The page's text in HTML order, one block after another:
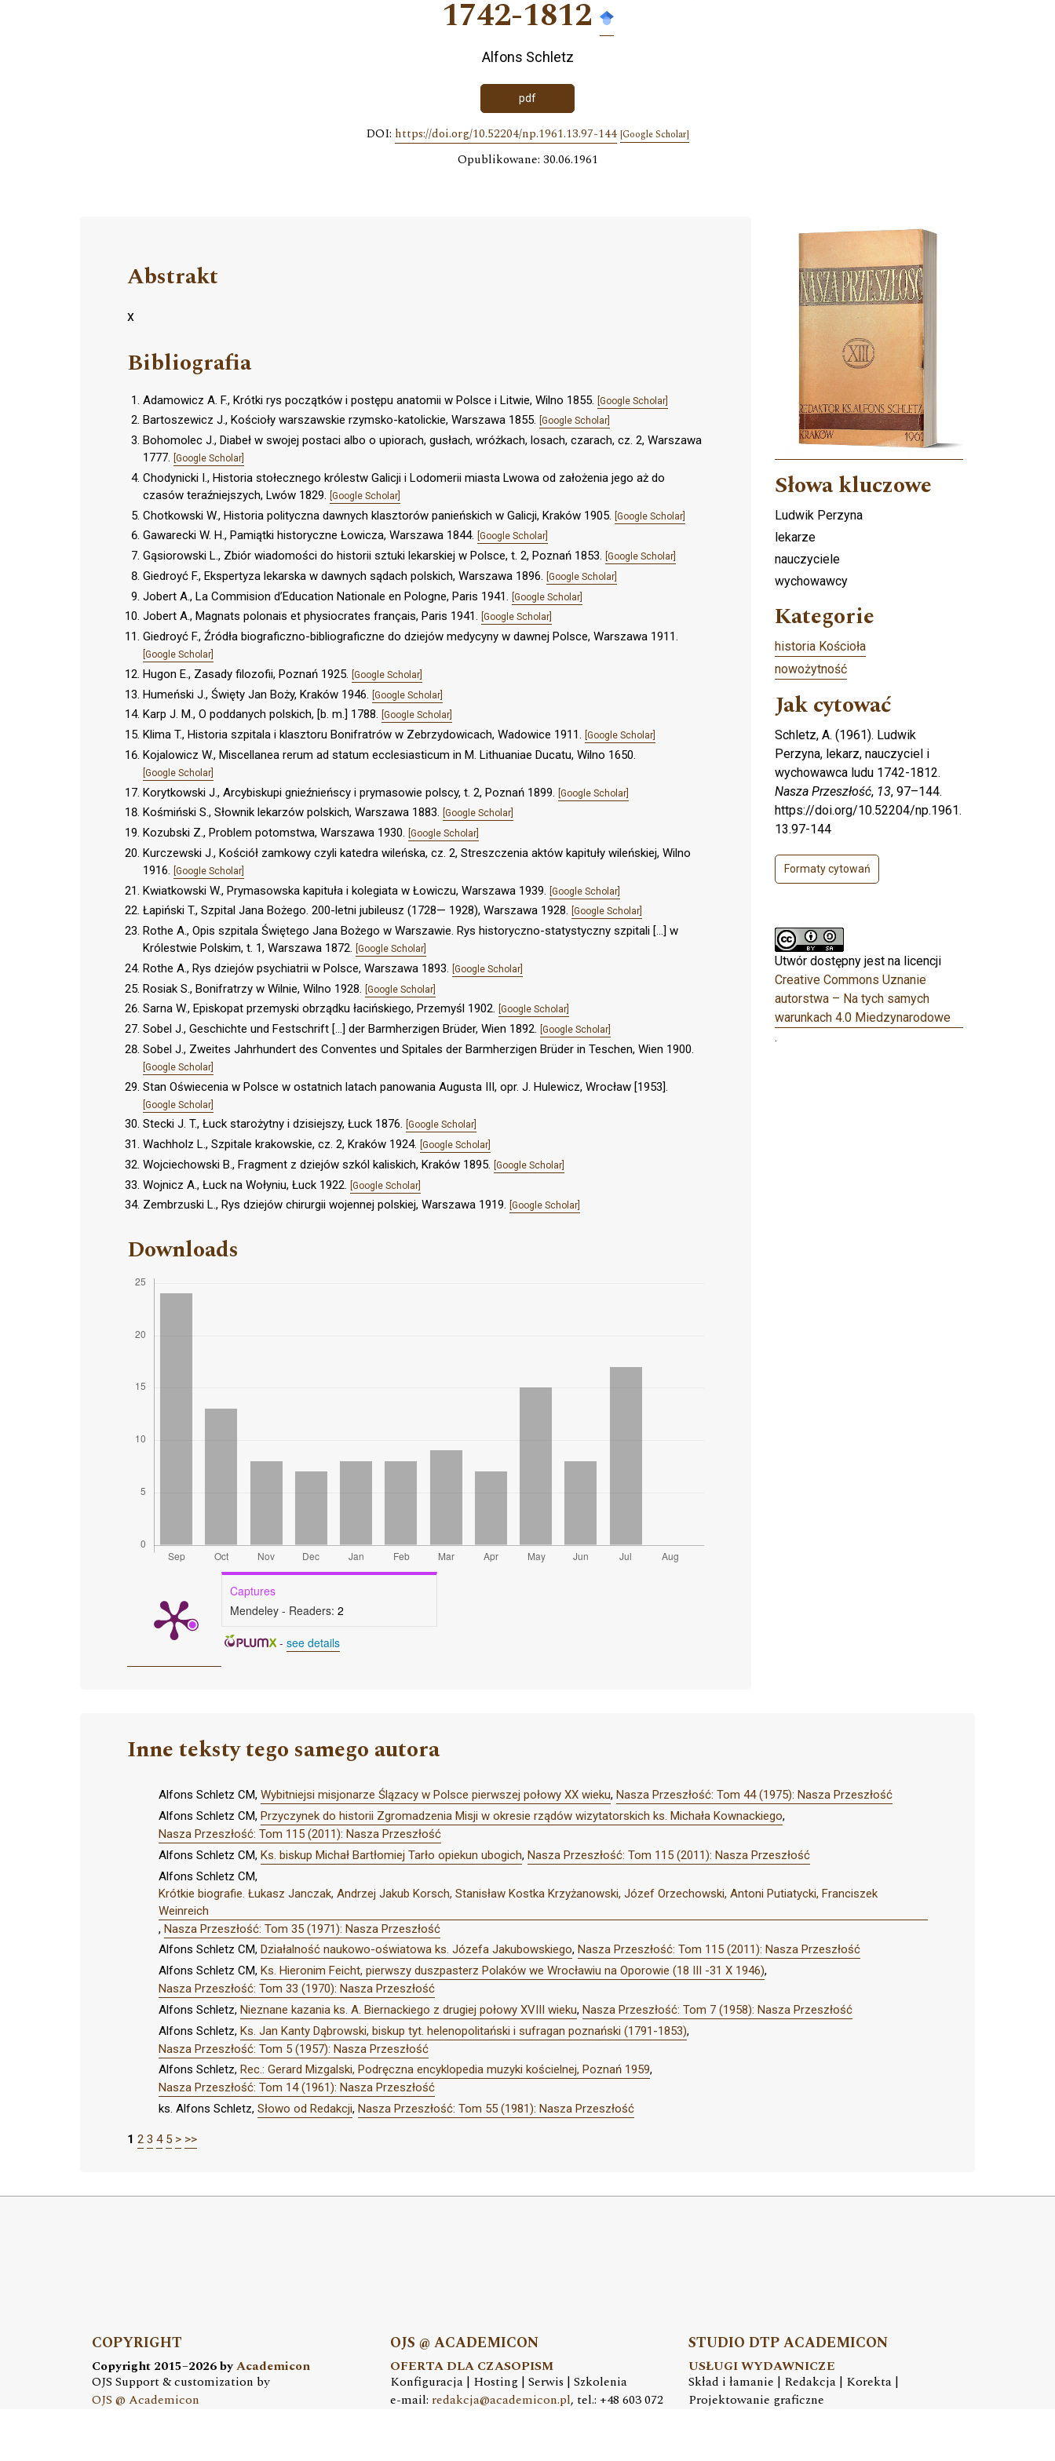
1742-1812
Alfons Schletz
pdf
DOI: https://doi.org/10.52204/np.1961.13.97-144 [Google Scholar]
Opublikowane: 30.06.1961
Abstrakt
x
Bibliografia
Adamowicz A. F., Krótki rys początków i postępu anatomii w Polsce i Litwie, Wilno 1855. [Google Scholar]
Bartoszewicz J., Kościoły warszawskie rzymsko-katolickie, Warszawa 1855. [Google Scholar]
Bohomolec J., Diabeł w swojej postaci albo o upiorach, gusłach, wróżkach, losach, czarach, cz. 2, Warszawa
1777. [Google Scholar]
Chodynicki I., Historia stołecznego królestw Galicji i Lodomerii miasta Lwowa od założenia jego aż do
czasów teraźniejszych, Lwów 1829. [Google Scholar]
Chotkowski W., Historia polityczna dawnych klasztorów panieńskich w Galicji, Kraków 1905. [Google Scholar]
Gawarecki W. H., Pamiątki historyczne Łowicza, Warszawa 1844. [Google Scholar]
Gąsiorowski L., Zbiór wiadomości do historii sztuki lekarskiej w Polsce, t. 2, Poznań 1853. [Google Scholar]
Giedroyć F., Ekspertyza lekarska w dawnych sądach polskich, Warszawa 1896. [Google Scholar]
Jobert A., La Commision d’Education Nationale en Pologne, Paris 1941. [Google Scholar]
Jobert A., Magnats polonais et physiocrates français, Paris 1941. [Google Scholar]
Giedroyć F., Źródła biograficzno-bibliograficzne do dziejów medycyny w dawnej Polsce, Warszawa 1911.
[Google Scholar]
Hugon E., Zasady filozofii, Poznań 1925. [Google Scholar]
Humeński J., Święty Jan Boży, Kraków 1946. [Google Scholar]
Karp J. M., O poddanych polskich, [b. m.] 1788. [Google Scholar]
Klima T., Historia szpitala i klasztoru Bonifratrów w Zebrzydowicach, Wadowice 1911. [Google Scholar]
Kojalowicz W., Miscellanea rerum ad statum ecclesiasticum in M. Lithuaniae Ducatu, Wilno 1650.
[Google Scholar]
Korytkowski J., Arcybiskupi gnieźnieńscy i prymasowie polscy, t. 2, Poznań 1899. [Google Scholar]
Kośmiński S., Słownik lekarzów polskich, Warszawa 1883. [Google Scholar]
Kozubski Z., Problem potomstwa, Warszawa 1930. [Google Scholar]
Kurczewski J., Kościół zamkowy czyli katedra wileńska, cz. 2, Streszczenia aktów kapituły wileńskiej, Wilno
1916. [Google Scholar]
Kwiatkowski W., Prymasowska kapituła i kolegiata w Łowiczu, Warszawa 1939. [Google Scholar]
Łapiński T., Szpital Jana Bożego. 200-letni jubileusz (1728— 1928), Warszawa 1928. [Google Scholar]
Rothe A., Opis szpitala Świętego Jana Bożego w Warszawie. Rys historyczno-statystyczny szpitali [...] w
Królestwie Polskim, t. 1, Warszawa 1872. [Google Scholar]
Rothe A., Rys dziejów psychiatrii w Polsce, Warszawa 1893. [Google Scholar]
Rosiak S., Bonifratrzy w Wilnie, Wilno 1928. [Google Scholar]
Sarna W., Episkopat przemyski obrządku łacińskiego, Przemyśl 1902. [Google Scholar]
Sobel J., Geschichte und Festschrift [...] der Barmherzigen Brüder, Wien 1892. [Google Scholar]
Sobel J., Zweites Jahrhundert des Conventes und Spitales der Barmherzigen Brüder in Teschen, Wien 1900.
[Google Scholar]
Stan Oświecenia w Polsce w ostatnich latach panowania Augusta III, opr. J. Hulewicz, Wrocław [1953].
[Google Scholar]
Stecki J. T., Łuck starożytny i dzisiejszy, Łuck 1876. [Google Scholar]
Wachholz L., Szpitale krakowskie, cz. 2, Kraków 1924. [Google Scholar]
Wojciechowski B., Fragment z dziejów szkól kaliskich, Kraków 1895. [Google Scholar]
Wojnicz A., Łuck na Wołyniu, Łuck 1922. [Google Scholar]
Zembrzuski L., Rys dziejów chirurgii wojennej polskiej, Warszawa 1919. [Google Scholar]
Downloads
Captures
Mendeley - Readers: 2
- see details
Cover image
Słowa kluczowe
Ludwik Perzyna
lekarze
nauczyciele
wychowawcy
Kategorie
historia Kościoła
nowożytność
Jak cytować
Schletz, A. (1961). Ludwik
Perzyna, lekarz, nauczyciel i
wychowawca ludu 1742-1812.
Nasza Przeszłość, 13, 97–144.
https://doi.org/10.52204/np.1961.
13.97-144
Formaty cytowań
Utwór dostępny jest na licencji
Creative Commons Uznanie
autorstwa – Na tych samych
warunkach 4.0 Miedzynarodowe
.
Inne teksty tego samego autora
Alfons Schletz CM, Wybitniejsi misjonarze Ślązacy w Polsce pierwszej połowy XX wieku, Nasza Przeszłość: Tom 44 (1975): Nasza Przeszłość
Alfons Schletz CM, Przyczynek do historii Zgromadzenia Misji w okresie rządów wizytatorskich ks. Michała Kownackiego,
Nasza Przeszłość: Tom 115 (2011): Nasza Przeszłość
Alfons Schletz CM, Ks. biskup Michał Bartłomiej Tarło opiekun ubogich, Nasza Przeszłość: Tom 115 (2011): Nasza Przeszłość
Alfons Schletz CM,
Krótkie biografie. Łukasz Janczak, Andrzej Jakub Korsch, Stanisław Kostka Krzyżanowski, Józef Orzechowski, Antoni Putiatycki, Franciszek
Weinreich
, Nasza Przeszłość: Tom 35 (1971): Nasza Przeszłość
Alfons Schletz CM, Działalność naukowo-oświatowa ks. Józefa Jakubowskiego, Nasza Przeszłość: Tom 115 (2011): Nasza Przeszłość
Alfons Schletz CM, Ks. Hieronim Feicht, pierwszy duszpasterz Polaków we Wrocławiu na Oporowie (18 III -31 X 1946),
Nasza Przeszłość: Tom 33 (1970): Nasza Przeszłość
Alfons Schletz, Nieznane kazania ks. A. Biernackiego z drugiej połowy XVIII wieku, Nasza Przeszłość: Tom 7 (1958): Nasza Przeszłość
Alfons Schletz, Ks. Jan Kanty Dąbrowski, biskup tyt. helenopolitański i sufragan poznański (1791-1853),
Nasza Przeszłość: Tom 5 (1957): Nasza Przeszłość
Alfons Schletz, Rec.: Gerard Mizgalski, Podręczna encyklopedia muzyki kościelnej, Poznań 1959,
Nasza Przeszłość: Tom 14 (1961): Nasza Przeszłość
ks. Alfons Schletz, Słowo od Redakcji, Nasza Przeszłość: Tom 55 (1981): Nasza Przeszłość
1 2 3 4 5 > >>
COPYRIGHT
Copyright 2015–2026 byAcademicon
OJS Support & customization by
OJS @ Academicon
OJS @ ACADEMICON
OFERTA DLA CZASOPISM
Konfiguracja | Hosting | Serwis | Szkolenia
e-mail: redakcja@academicon.pl, tel.: +48 603 072
STUDIO DTP ACADEMICON
USŁUGI WYDAWNICZE
Skład i łamanie | Redakcja | Korekta |
Projektowanie graficzne